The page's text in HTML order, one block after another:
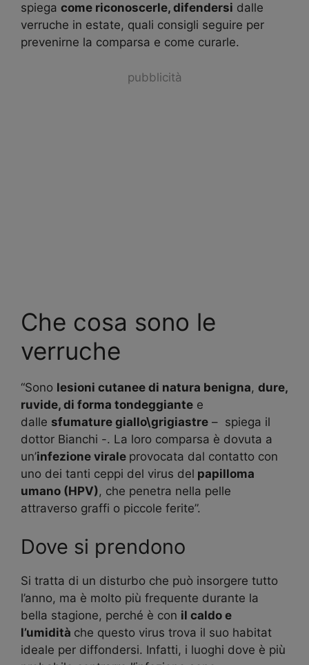
spiega come riconoscerle, difendersi dalle
verruche in estate, quali consigli seguire per
prevenirne la comparsa e come curarle.
pubblicità
Che cosa sono le
verruche
“Sono lesioni cutanee di natura benigna, dure,
ruvide, di forma tondeggiante e
dalle sfumature giallo\grigiastre – spiega il
dottor Bianchi -. La loro comparsa è dovuta a
un’infezione virale provocata dal contatto con
uno dei tanti ceppi del virus del papilloma
umano (HPV), che penetra nella pelle
attraverso graffi o piccole ferite”.
Dove si prendono
Si tratta di un disturbo che può insorgere tutto
l’anno, ma è molto più frequente durante la
bella stagione, perché è con il caldo e
l’umidità che questo virus trova il suo habitat
ideale per diffondersi. Infatti, i luoghi dove è più